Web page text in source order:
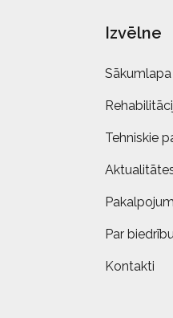
Izvēlne
Sākumlapa
Tehniskie
Par
Kontakti